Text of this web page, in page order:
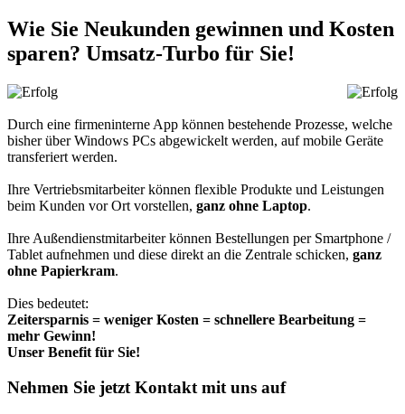
Wie Sie Neukunden gewinnen und Kosten
sparen? Umsatz-Turbo für Sie!
Durch eine firmeninterne App können bestehende Prozesse, welche
bisher über Windows PCs abgewickelt werden, auf mobile Geräte
transferiert werden.
Ihre Vertriebsmitarbeiter können flexible Produkte und Leistungen
beim Kunden vor Ort vorstellen, ganz ohne Laptop.
Ihre Außendienstmitarbeiter können Bestellungen per Smartphone /
Tablet aufnehmen und diese direkt an die Zentrale schicken, ganz
ohne Papierkram.
Dies bedeutet:
Zeitersparnis = weniger Kosten = schnellere Bearbeitung =
mehr Gewinn!
Unser Benefit für Sie!
Nehmen Sie jetzt Kontakt mit uns auf